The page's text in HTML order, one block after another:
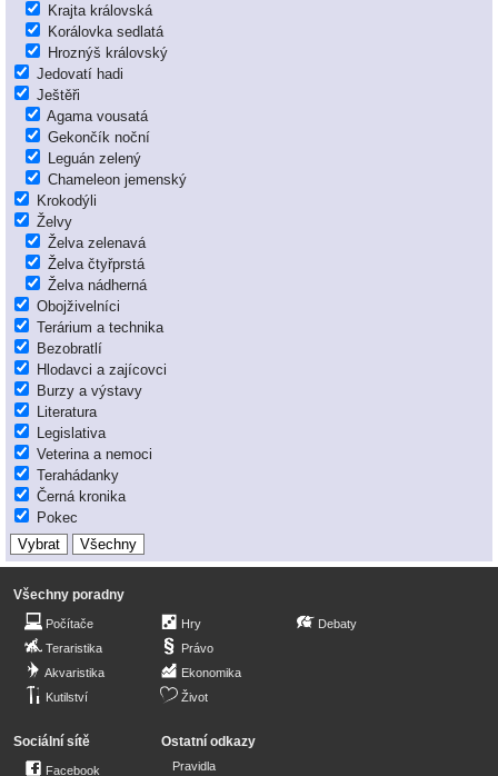
Krajta královská
Korálovka sedlatá
Hroznýš královský
Jedovatí hadi
Ještěři
Agama vousatá
Gekončík noční
Leguán zelený
Chameleon jemenský
Krokodýli
Želvy
Želva zelenavá
Želva čtyřprstá
Želva nádherná
Obojživelníci
Terárium a technika
Bezobratlí
Hlodavci a zajícovci
Burzy a výstavy
Literatura
Legislativa
Veterina a nemoci
Terahádanky
Černá kronika
Pokec
Všechny poradny
Počítače
Teraristika
Akvaristika
Kutilství
Hry
Právo
Ekonomika
Život
Debaty
Sociální sítě
Facebook
Ostatní odkazy
Pravidla